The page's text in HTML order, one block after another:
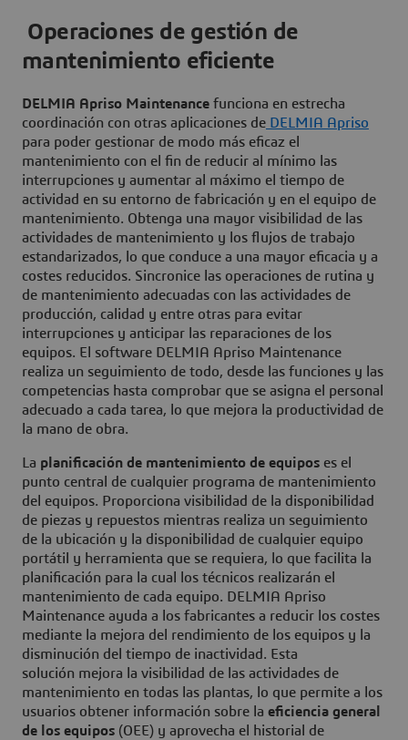
Operaciones de gestión de
mantenimiento eficiente
DELMIA Apriso Maintenance funciona en estrecha
coordinación con otras aplicaciones de DELMIA Apriso
para poder gestionar de modo más eficaz el
mantenimiento con el fin de reducir al mínimo las
interrupciones y aumentar al máximo el tiempo de
actividad en su entorno de fabricación y en el equipo de
mantenimiento. Obtenga una mayor visibilidad de las
actividades de mantenimiento y los flujos de trabajo
estandarizados, lo que conduce a una mayor eficacia y a
costes reducidos. Sincronice las operaciones de rutina y
de mantenimiento adecuadas con las actividades de
producción, calidad y entre otras para evitar
interrupciones y anticipar las reparaciones de los
equipos. El software DELMIA Apriso Maintenance
realiza un seguimiento de todo, desde las funciones y las
competencias hasta comprobar que se asigna el personal
adecuado a cada tarea, lo que mejora la productividad de
la mano de obra.
La planificación de mantenimiento de equipos es el
punto central de cualquier programa de mantenimiento
del equipos. Proporciona visibilidad de la disponibilidad
de piezas y repuestos mientras realiza un seguimiento
de la ubicación y la disponibilidad de cualquier equipo
portátil y herramienta que se requiera, lo que facilita la
planificación para la cual los técnicos realizarán el
mantenimiento de cada equipo. DELMIA Apriso
Maintenance ayuda a los fabricantes a reducir los costes
mediante la mejora del rendimiento de los equipos y la
disminución del tiempo de inactividad. Esta
solución mejora la visibilidad de las actividades de
mantenimiento en todas las plantas, lo que permite a los
usuarios obtener información sobre la eficiencia general
de los equipos (OEE) y aprovecha el historial de